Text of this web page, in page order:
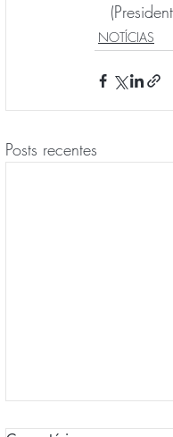
NOTÍCIAS
Posts recentes